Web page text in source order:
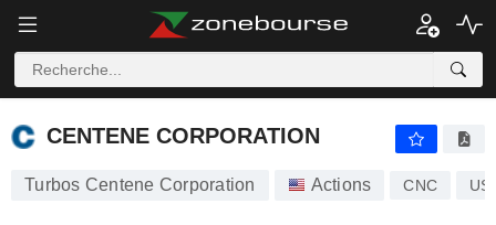
CENTENE CORPORATION
CENTENE CORPORATION
Turbos Centene Corporation Actions CNC